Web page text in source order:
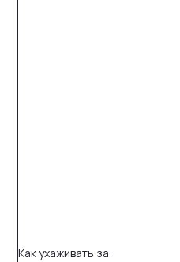
Как ухаживать за